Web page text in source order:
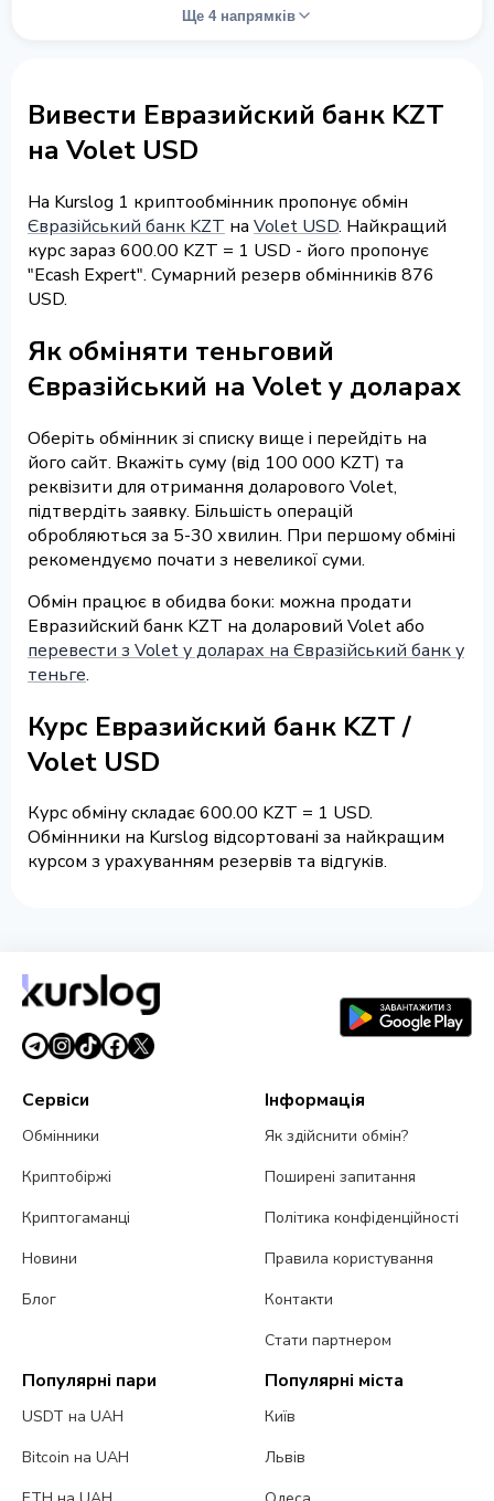
Ще 4 напрямків
Вивести Евразийский банк KZT
на Volet USD
На Kurslog 1 криптообмінник пропонує обмін
Євразійський банк KZT на Volet USD. Найкращий
курс зараз 600.00 KZT = 1 USD - його пропонує
"Ecash Expert". Сумарний резерв обмінників 876
USD.
Як обміняти теньговий
Євразійський на Volet у доларах
Оберіть обмінник зі списку вище і перейдіть на
його сайт. Вкажіть суму (від 100 000 KZT) та
реквізити для отримання доларового Volet,
підтвердіть заявку. Більшість операцій
обробляються за 5-30 хвилин. При першому обміні
рекомендуємо почати з невеликої суми.
Обмін працює в обидва боки: можна продати
Евразийский банк KZT на доларовий Volet або
перевести з Volet у доларах на Євразійський банк у
теньге.
Курс Евразийский банк KZT /
Volet USD
Курс обміну складає 600.00 KZT = 1 USD.
Обмінники на Kurslog відсортовані за найкращим
курсом з урахуванням резервів та відгуків.
Сервіси
Обмінники
Криптобіржі
Криптогаманці
Новини
Блог
Інформація
Як здійснити обмін?
Поширені запитання
Політика конфіденційності
Правила користування
Контакти
Стати партнером
Популярні пари
USDT на UAH
Bitcoin на UAH
Популярні міста
Київ
Львів